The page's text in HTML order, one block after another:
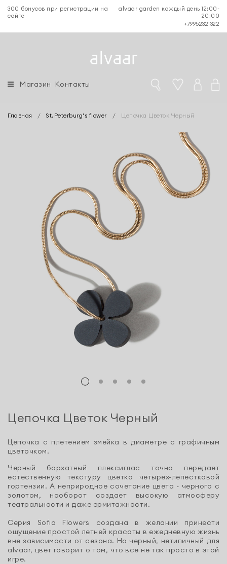
300 бонусов при регистрации на
сайте
alvaar garden каждый день 12:00-
20:00
+79952321322
Магазин Контакты
Главная / St.Peterburg's flower / Цепочка Цветок Черный
Цепочка Цветок Черный
Цепочка с плетением змейка в диаметре с графичным
цветочком.
Черный бархатный плексиглас точно передает
естественную текстуру цветка четырех-лепестковой
гортензии. А неприродное сочетание цвета - черного с
золотом, наоборот создает высокую атмосферу
театральности и даже эрмитажности.
Серия Sofia Flowers создана в желании принести
ощущение простой летней красоты в ежедневную жизнь
вне зависимости от сезона. Но черный, нетипичный для
alvaar, цвет говорит о том, что все не так просто в этой
игре.